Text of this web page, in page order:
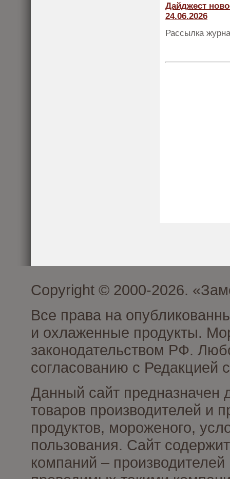
Дайджест
24.06.2026
Рассылка
Copyright © 2000-2026.
Все права на
и охлаженные продукты.
законодательством РФ.
согласованию с Редакцией
Данный сайт предназначен
товаров производителей и
продуктов, мороженого,
пользования. Сайт
компаний –